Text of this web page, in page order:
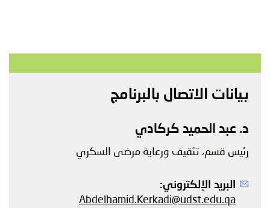
بيانات الاتصال بالبرنامج
الاسم
د. عبد الحميد كركادي
المنصب
رئيس قسم، تثقيف ورعاية مرضى السكري
البريد الإلكتروني
Abdelhamid.Kerkadi@udst.edu.qa